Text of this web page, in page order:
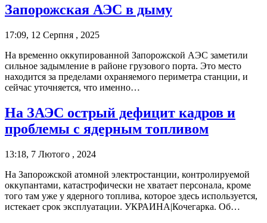
Запорожская АЭС в дыму
17:09, 12 Серпня , 2025
На временно оккупированной Запорожской АЭС заметили
сильное задымление в районе грузового порта. Это место
находится за пределами охраняемого периметра станции, и
сейчас уточняется, что именно…
На ЗАЭС острый дефицит кадров и
проблемы с ядерным топливом
13:18, 7 Лютого , 2024
На Запорожской атомной электростанции, контролируемой
оккупантами, катастрофически не хватает персонала, кроме
того там уже у ядерного топлива, которое здесь используется,
истекает срок эксплуатации. УКРАИНА|Кочегарка. Об…